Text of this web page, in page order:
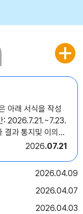
아래 서식을 작성
: 2026.7.21.~7.23.
2026 07.21
2026 04.09
2026 04.07
2026 04.03